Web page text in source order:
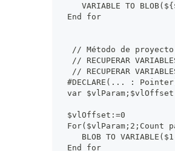
VARIABLE TO
End for
// Método de proyecto
// RECUPERAR
// RECUPERAR
#DECLARE(... :
var
$vlOffset:=0
For($vlParam;2;Count
BLOB TO
End for